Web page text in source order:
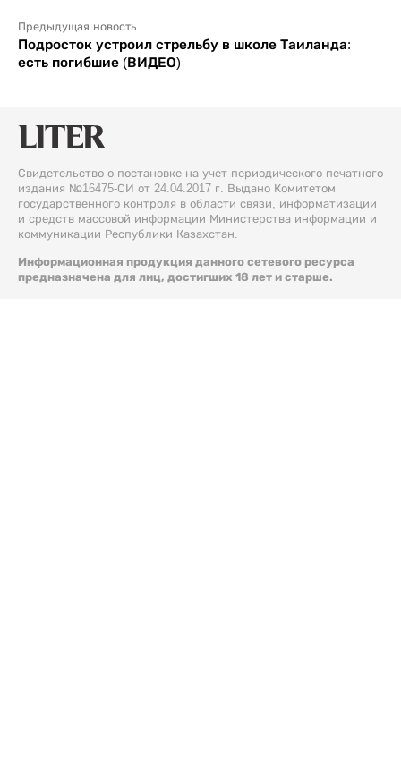
Предыдущая новость
Подросток устроил стрельбу в школе Таиланда:
есть погибшие (ВИДЕО)
Свидетельство о постановке на учет периодического печатного
издания №16475-СИ от 24.04.2017 г. Выдано Комитетом
государственного контроля в области связи, информатизации
и средств массовой информации Министерства информации и
коммуникации Республики Казахстан.
Информационная продукция данного сетевого ресурса
предназначена для лиц, достигших 18 лет и старше.